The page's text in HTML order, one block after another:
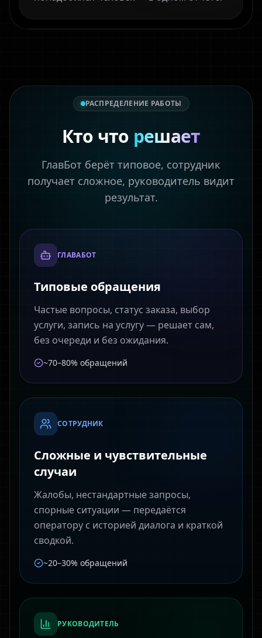
РАСПРЕДЕЛЕНИЕ РАБОТЫ
Кто что решает
ГлавБот берёт типовое, сотрудник
получает сложное, руководитель видит
результат.
ГЛАВАБОТ
Типовые обращения
Частые вопросы, статус заказа, выбор
услуги, запись на услугу — решает сам,
без очереди и без ожидания.
~70–80% обращений
СОТРУДНИК
Сложные и чувствительные
случаи
Жалобы, нестандартные запросы,
спорные ситуации — передаётся
оператору с историей диалога и краткой
сводкой.
~20–30% обращений
РУКОВОДИТЕЛЬ